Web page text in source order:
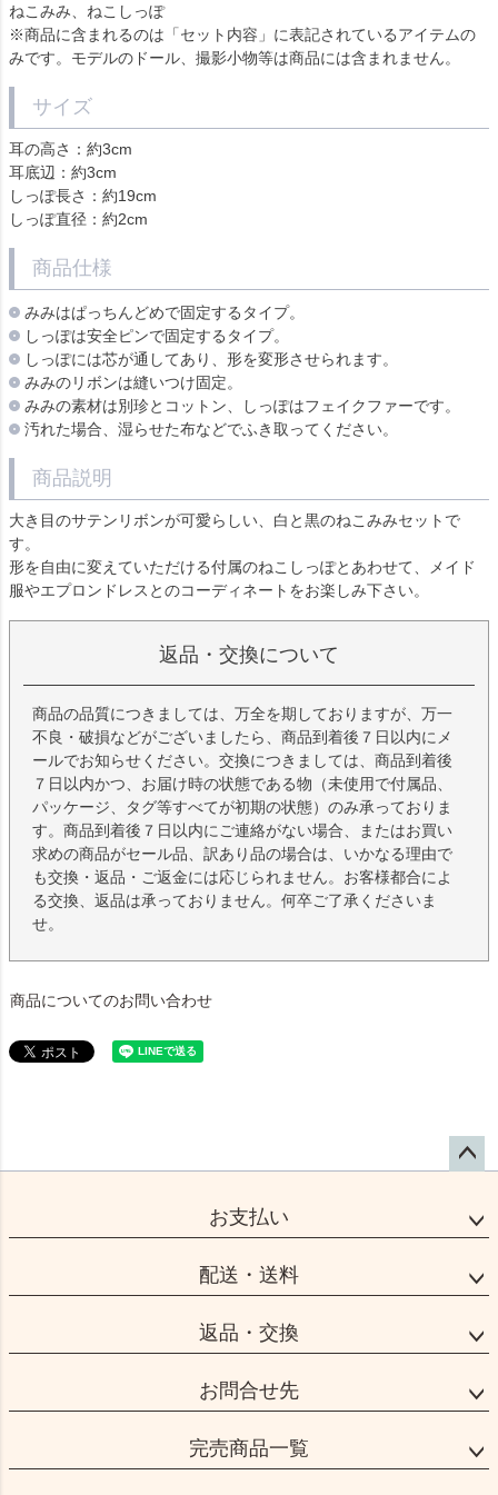
ねこみみ、ねこしっぽ
※商品に含まれるのは「セット内容」に表記されているアイテムの
みです。モデルのドール、撮影小物等は商品には含まれません。
サイズ
耳の高さ：約3cm
耳底辺：約3cm
しっぽ長さ：約19cm
しっぽ直径：約2cm
商品仕様
みみはぱっちんどめで固定するタイプ。
しっぽは安全ピンで固定するタイプ。
しっぽには芯が通してあり、形を変形させられます。
みみのリボンは縫いつけ固定。
みみの素材は別珍とコットン、しっぽはフェイクファーです。
汚れた場合、湿らせた布などでふき取ってください。
商品説明
大き目のサテンリボンが可愛らしい、白と黒のねこみみセットで
す。
形を自由に変えていただける付属のねこしっぽとあわせて、メイド
服やエプロンドレスとのコーディネートをお楽しみ下さい。
返品・交換について
商品の品質につきましては、万全を期しておりますが、万一
不良・破損などがございましたら、商品到着後７日以内にメ
ールでお知らせください。交換につきましては、商品到着後
７日以内かつ、お届け時の状態である物（未使用で付属品、
パッケージ、タグ等すべてが初期の状態）のみ承っておりま
す。商品到着後７日以内にご連絡がない場合、またはお買い
求めの商品がセール品、訳あり品の場合は、いかなる理由で
も交換・返品・ご返金には応じられません。お客様都合によ
る交換、返品は承っておりません。何卒ご了承くださいま
せ。
商品についてのお問い合わせ
ップ
お支払い
配送・送料
返品・交換
お問合せ先
完売商品一覧